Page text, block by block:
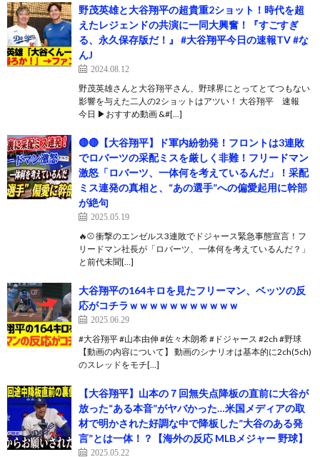
野茂英雄と大谷翔平の超貴重2ショット！時代を超
えたレジェンドの共演に一同大興奮！『すごすぎ
る、永久保存版だ！』 #大谷翔平今日の速報TV #な
んJ
2024.08.12
野茂英雄さんと大谷翔平さん、野球界にとってとてつもない
影響を与えた二人の2ショットはアツい！ 大谷翔平 速報
今日 ▶おすすめ動画 &#[…]
🔴🔴【大谷翔平】ド軍内紛勃発！フロントは3連敗
でロバーツの采配ミスを厳しく非難！フリードマン
激怒「ロバーツ、一体何を考えているんだ」！采配
ミス連発の真相と、“あの選手”への偏愛起用に幹部
が絶句
2025.05.19
🔥⚾ 衝撃のエンゼルス3連敗でドジャース緊急事態宣言！フ
リードマン社長が「ロバーツ、一体何を考えているんだ？」
と前代未聞[…]
大谷翔平の164キロを見たフリーマン、ベッツの反
応がコチラｗｗｗｗｗｗｗｗｗｗｗ
2025.06.29
#大谷翔平 #山本由伸 #佐々木朗希 #ドジャース #2ch #野球
【動画の内容について】 動画のシナリオは基本的に2ch(5ch)
のスレッドをモチ[…]
【大谷翔平】山本の７回無失点降板の直前に大谷が
放った“ある本音”がヤバかった…米国メディアの取
材で明かされた好調な中で降板した”大谷のある発
言”とは一体！？【海外の反応 MLBメジャー 野球】
2025.05.22